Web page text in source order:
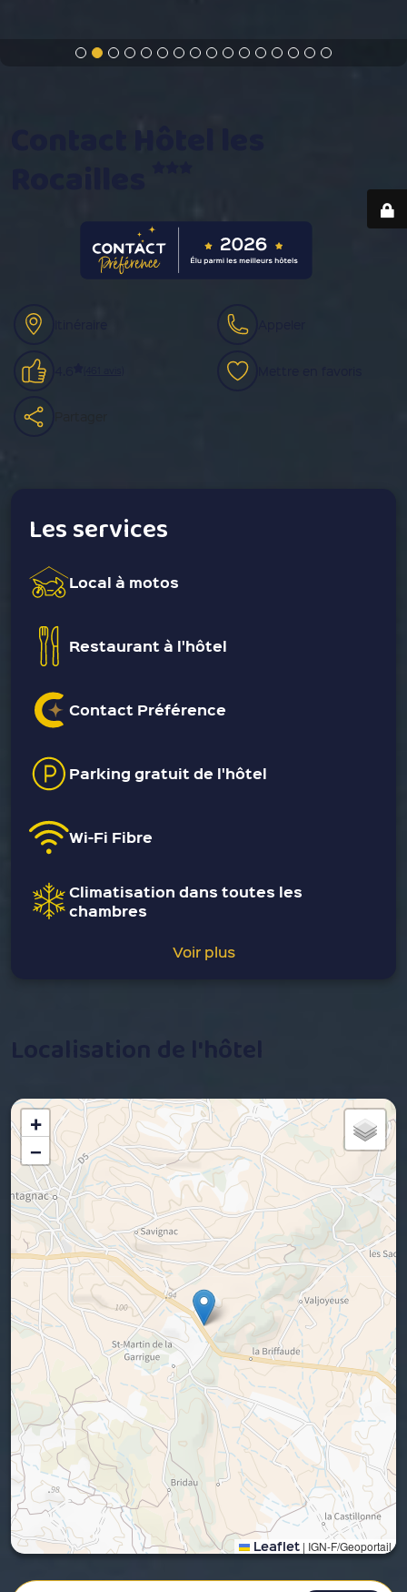
Contact Hôtel les
Les services
Local à motos
Restaurant à l'hôtel
Contact Préférence
Parking gratuit de l'hôtel
Wi-Fi Fibre
Climatisation dans toutes les
chambres
Voir plus
Localisation de l'hôtel
+
−
Leaflet | IGN-F/Geoportail